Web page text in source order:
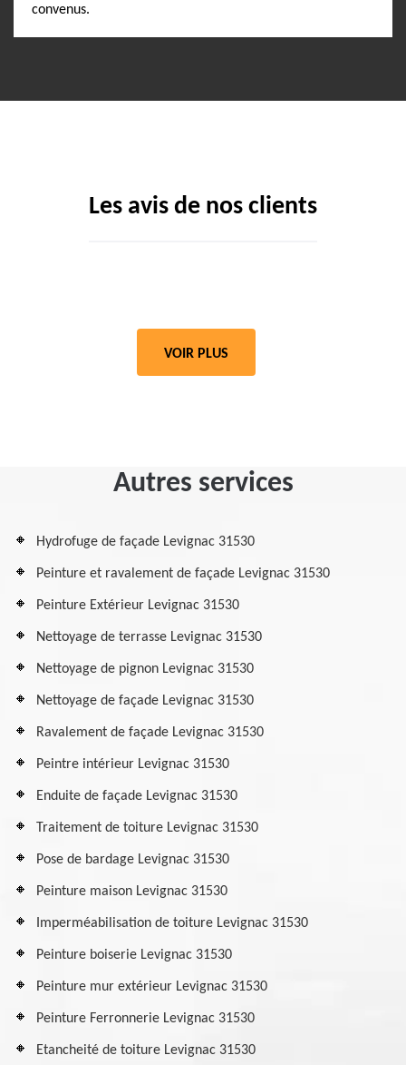
convenus.
Les avis de nos clients
VOIR PLUS
Autres services
Hydrofuge de façade Levignac 31530
Peinture et ravalement de façade Levignac 31530
Peinture Extérieur Levignac 31530
Nettoyage de terrasse Levignac 31530
Nettoyage de pignon Levignac 31530
Nettoyage de façade Levignac 31530
Ravalement de façade Levignac 31530
Peintre intérieur Levignac 31530
Enduite de façade Levignac 31530
Traitement de toiture Levignac 31530
Pose de bardage Levignac 31530
Peinture maison Levignac 31530
Imperméabilisation de toiture Levignac 31530
Peinture boiserie Levignac 31530
Peinture mur extérieur Levignac 31530
Peinture Ferronnerie Levignac 31530
Etancheité de toiture Levignac 31530